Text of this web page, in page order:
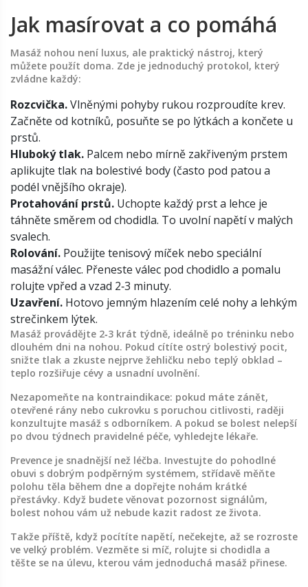
Jak masírovat a co pomáhá
Masáž nohou není luxus, ale praktický nástroj, který
můžete použít doma. Zde je jednoduchý protokol, který
zvládne každý:
Rozcvička.Vlněnými pohyby rukou rozproudíte krev.
Začněte od kotníků, posuňte se po lýtkách a končete u
prstů.
Hluboký tlak. Palcem nebo mírně zakřiveným prstem
aplikujte tlak na bolestivé body (často pod patou a
podél vnějšího okraje).
Protahování prstů. Uchopte každý prst a lehce je
táhněte směrem od chodidla. To uvolní napětí v malých
svalech.
Rolování. Použijte tenisový míček nebo speciální
masážní válec. Přeneste válec pod chodidlo a pomalu
rolujte vpřed a vzad 2‑3 minuty.
Uzavření. Hotovo jemným hlazením celé nohy a lehkým
strečinkem lýtek.
Masáž provádějte 2‑3 krát týdně, ideálně po tréninku nebo
dlouhém dni na nohou. Pokud cítíte ostrý bolestivý pocit,
snižte tlak a zkuste nejprve žehličku nebo teplý obklad –
teplo rozšiřuje cévy a usnadní uvolnění.
Nezapomeňte na kontraindikace: pokud máte zánět,
otevřené rány nebo cukrovku s poruchou citlivosti, raději
konzultujte masáž s odborníkem. A pokud se bolest nelepší
po dvou týdnech pravidelné péče, vyhledejte lékaře.
Prevence je snadnější než léčba. Investujte do pohodlné
obuvi s dobrým podpěrným systémem, střídavě měňte
polohu těla během dne a dopřejte nohám krátké
přestávky. Když budete věnovat pozornost signálům,
bolest nohou vám už nebude kazit radost ze života.
Takže příště, když pocítíte napětí, nečekejte, až se rozroste
ve velký problém. Vezměte si míč, rolujte si chodidla a
těšte se na úlevu, kterou vám jednoduchá masáž přinese.